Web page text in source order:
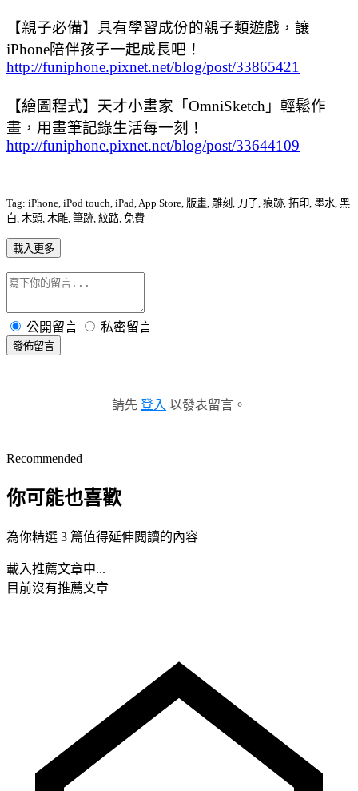
【親子必備】具有學習成份的親子類遊戲，讓
iPhone陪伴孩子一起成長吧！
http://funiphone.pixnet.net/blog/post/33865421
【繪圖程式】天才小畫家「OmniSketch」輕鬆作
畫，用畫筆記錄生活每一刻！
http://funiphone.pixnet.net/blog/post/33644109
Tag: iPhone, iPod touch, iPad, App Store, 版畫, 雕刻, 刀子, 痕跡, 拓印, 墨水, 黑
白, 木頭, 木雕, 筆跡, 紋路, 免費
載入更多
公開留言 私密留言
發佈留言
請先 登入 以發表留言。
Recommended
你可能也喜歡
為你精選 3 篇值得延伸閱讀的內容
載入推薦文章中...
目前沒有推薦文章